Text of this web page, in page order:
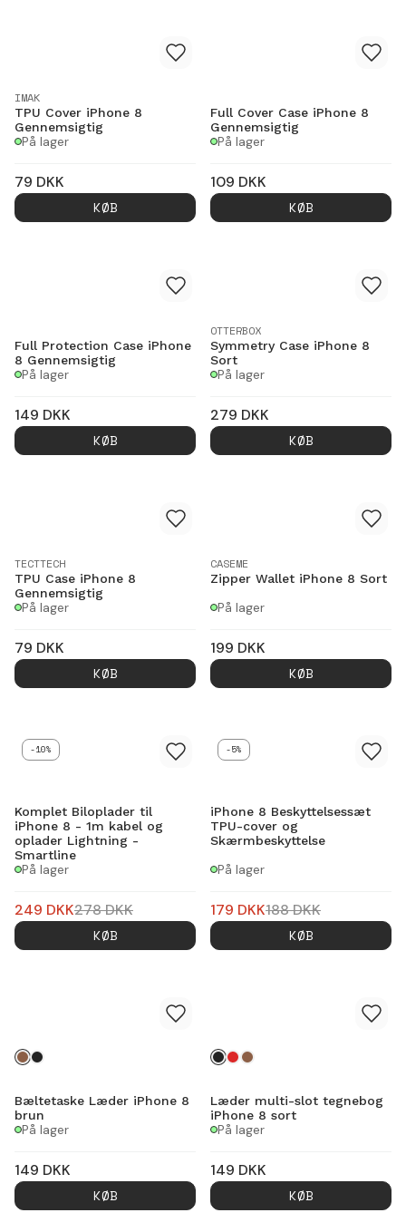
IMAK
TPU Cover iPhone 8
Gennemsigtig
På lager
79 DKK
KØB
Full Cover Case iPhone 8
Gennemsigtig
På lager
109 DKK
KØB
Full Protection Case iPhone
8 Gennemsigtig
På lager
149 DKK
KØB
OTTERBOX
Symmetry Case iPhone 8
Sort
På lager
279 DKK
KØB
TECTTECH
TPU Case iPhone 8
Gennemsigtig
På lager
79 DKK
KØB
CASEME
Zipper Wallet iPhone 8 Sort
På lager
199 DKK
KØB
-10%
Komplet Biloplader til
iPhone 8 - 1m kabel og
oplader Lightning -
Smartline
På lager
249 DKK278DKK
KØB
-5%
iPhone 8 Beskyttelsessæt
TPU-cover og
Skærmbeskyttelse
På lager
179 DKK188DKK
KØB
Bæltetaske Læder iPhone 8
brun
På lager
149 DKK
KØB
Læder multi-slot tegnebog
iPhone 8 sort
På lager
149 DKK
KØB